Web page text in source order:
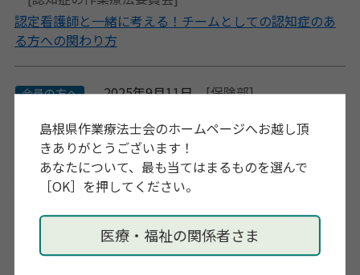
島根県作業療法士会のホームページへお越し頂
きありがとうございます！
あなたについて、最も当てはまるものを選んで
［OK］を押してください。
医療・福祉の関係者さま
認定看護師と一緒に考える！チームとしての認知症のあ
る方への関わり方
会員の方へ 2025年9月11日
[保険部]
[リエイブルメント推進委員会]
[認知症の作業療法委員会]
島根県在宅医療介護連携推進事業にかかる研修会開催案
一般の方へ
2025年8月17日
[認知症の作業療法委員会]